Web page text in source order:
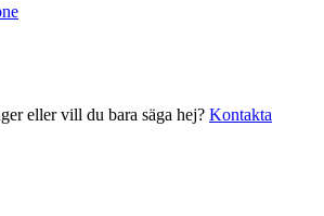
eller vill du bara säga hej? Kontakta